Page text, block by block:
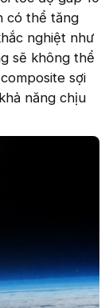
có thể tăng
nghiệt như
sẽ không thể
sợi
năng chịu